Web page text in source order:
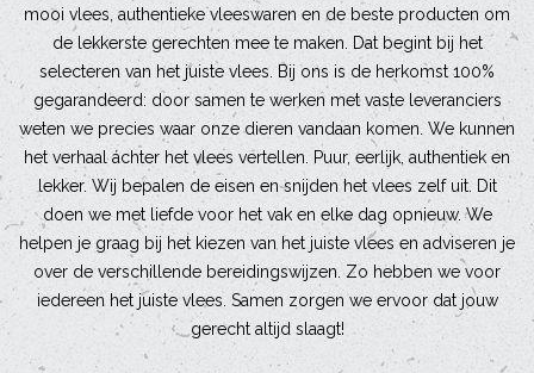
mooi vlees, authentieke vleeswaren en de beste producten om
de lekkerste gerechten mee te maken. Dat begint bij het
selecteren van het juiste vlees. Bij ons is de herkomst 100%
gegarandeerd: door samen te werken met vaste leveranciers
weten we precies waar onze dieren vandaan komen. We kunnen
het verhaal áchter het vlees vertellen. Puur, eerlijk, authentiek en
lekker. Wij bepalen de eisen en snijden het vlees zelf uit. Dit
doen we met liefde voor het vak en elke dag opnieuw. We
helpen je graag bij het kiezen van het juiste vlees en adviseren je
over de verschillende bereidingswijzen. Zo hebben we voor
iedereen het juiste vlees. Samen zorgen we ervoor dat jouw
gerecht altijd slaagt!